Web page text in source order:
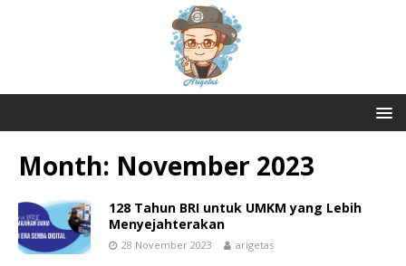
Month: November 2023
128 Tahun BRI untuk UMKM yang Lebih
Menyejahterakan
28 November 2023 arigetas